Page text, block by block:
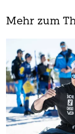
Mehr zum